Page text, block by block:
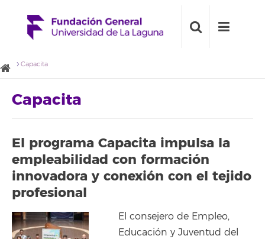
Capacita
Capacita
El programa Capacita impulsa la
empleabilidad con formación
innovadora y conexión con el tejido
profesional
El consejero de Empleo,
Educación y Juventud del